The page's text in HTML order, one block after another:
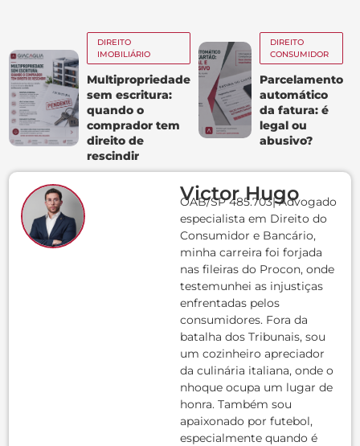
Victor Hugo
OAB/SP 485.703| Advogado
especialista em Direito do
Consumidor e Bancário,
minha carreira foi forjada
nas fileiras do Procon, onde
testemunhei as injustiças
enfrentadas pelos
consumidores. Fora da
batalha dos Tribunais, sou
um cozinheiro apreciador
da culinária italiana, onde o
nhoque ocupa um lugar de
honra. Também sou
apaixonado por futebol,
especialmente quando é
DIREITO
IMOBILIÁRIO
Multipropriedade
sem escritura:
quando o
comprador tem
direito de
rescindir
DIREITO
CONSUMIDOR
Parcelamento
automático
da fatura: é
legal ou
abusivo?